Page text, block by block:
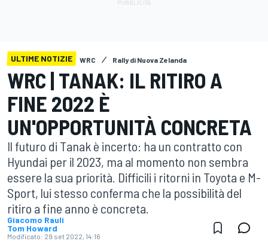
ULTIME NOTIZIE WRC Rally di Nuova Zelanda
WRC | TANAK: IL RITIRO A
FINE 2022 È
UN'OPPORTUNITÀ CONCRETA
Il futuro di Tanak è incerto: ha un contratto con
Hyundai per il 2023, ma al momento non sembra
essere la sua priorità. Difficili i ritorni in Toyota e M-
Sport, lui stesso conferma che la possibilità del
ritiro a fine anno è concreta.
Giacomo Rauli
Tom Howard
Modificato: 29 set 2022, 14:16